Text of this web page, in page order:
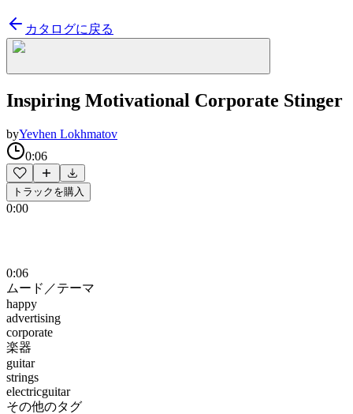
カタログに戻る
Inspiring Motivational Corporate Stinger
byYevhen Lokhmatov
0:06
トラックを購入
0:00
0:06
ムード／テーマ
happy
advertising
corporate
楽器
guitar
strings
electricguitar
その他のタグ